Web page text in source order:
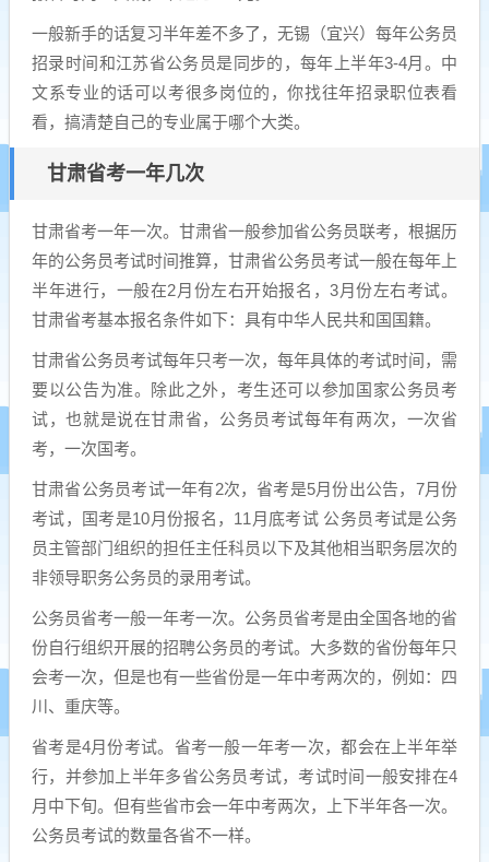
一般新手的话复习半年差不多了，无锡（宜兴）每年公务员
招录时间和江苏省公务员是同步的，每年上半年3-4月。中
文系专业的话可以考很多岗位的，你找往年招录职位表看
看，搞清楚自己的专业属于哪个大类。
甘肃省考一年几次
甘肃省考一年一次。甘肃省一般参加省公务员联考，根据历
年的公务员考试时间推算，甘肃省公务员考试一般在每年上
半年进行，一般在2月份左右开始报名，3月份左右考试。
甘肃省考基本报名条件如下：具有中华人民共和国国籍。
甘肃省公务员考试每年只考一次，每年具体的考试时间，需
要以公告为准。除此之外，考生还可以参加国家公务员考
试，也就是说在甘肃省，公务员考试每年有两次，一次省
考，一次国考。
甘肃省公务员考试一年有2次，省考是5月份出公告，7月份
考试，国考是10月份报名，11月底考试 公务员考试是公务
员主管部门组织的担任主任科员以下及其他相当职务层次的
非领导职务公务员的录用考试。
公务员省考一般一年考一次。公务员省考是由全国各地的省
份自行组织开展的招聘公务员的考试。大多数的省份每年只
会考一次，但是也有一些省份是一年中考两次的，例如：四
川、重庆等。
省考是4月份考试。省考一般一年考一次，都会在上半年举
行，并参加上半年多省公务员考试，考试时间一般安排在4
月中下旬。但有些省市会一年中考两次，上下半年各一次。
公务员考试的数量各省不一样。